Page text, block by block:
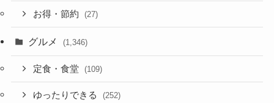
お得・節約 (27)
グルメ (1,346)
定食・食堂 (109)
ゆったりできる (252)